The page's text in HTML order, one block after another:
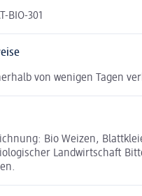
BIO-301
von wenigen Tagen
Bio Weizen,
Landwirtschaft